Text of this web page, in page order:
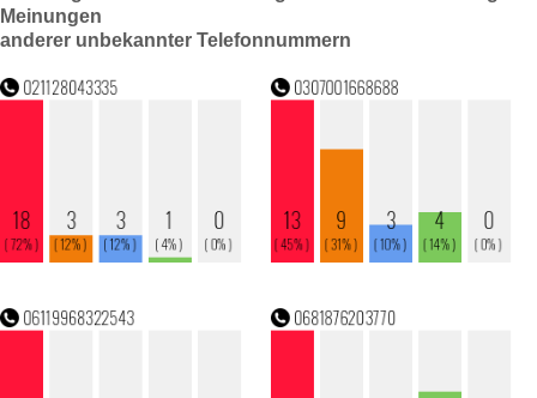
Meinungen
anderer unbekannter Telefonnummern